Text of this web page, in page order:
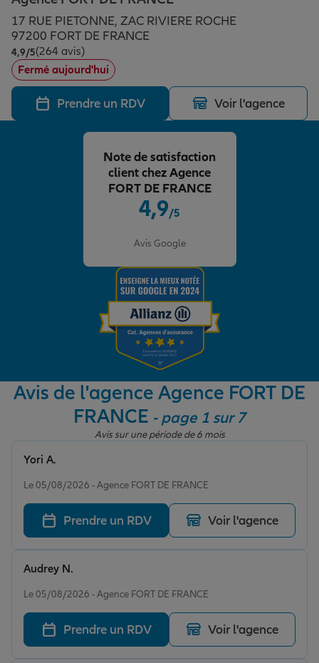
Assurance emprunteur
Prévoyance et dépendance
Assurance animal de compagnie
Protection de la famille
Protection juridique
Épargne & retraite
Plan épargne retraite
Assurance vie
Placements financiers
Investissements immobiliers
Transmission
Vos projets
Partir en vacances
Départ à la retraite
Préparer l’avenir
Conseil assurance
Assurance habitation
Le Pack Famille
Garantie des accidents de la vie
Assurance scolaire
Retraite
Tous nos devis d'assurance
Allianz en France
17 RUE PIETONNE, ZAC RIVIERE ROCHE
97200 FORT DE FRANCE
4,9/5Note de 4.9 sur 5
(264 avis)
Fermé aujourd'hui
Prendre un RDV Voir l'agence
4,9/5
Avis Google
Note de satisfaction
client chez Agence
FORT DE FRANCE
Avis de l'agence Agence FORT DE
FRANCE - page 1 sur 7
Avis sur une période de 6 mois
Le 05/08/2026 - Agence FORT DE FRANCE
Yori A.
Prendre un RDV Voir l'agence
Le 05/08/2026 - Agence FORT DE FRANCE
Audrey N.
Prendre un RDV Voir l'agence